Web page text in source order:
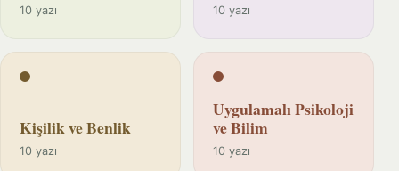
10 yazı 10 yazı
Kişilik ve Benlik
10 yazı
Uygulamalı Psikoloji
ve Bilim
10 yazı